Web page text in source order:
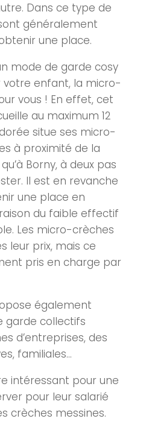
Dans ce type de
généralement
une place.
mode de garde cosy
enfant, la micro-
vous ! En effet, cet
au maximum 12
situe ses micro-
à proximité de la
Borny, à deux pas
Il est en revanche
une place en
du faible effectif
Les micro-crèches
leur prix, mais ce
pris en charge par
également
garde collectifs
d’entreprises, des
familiales…
intéressant pour une
pour leur salarié
crèches messines.